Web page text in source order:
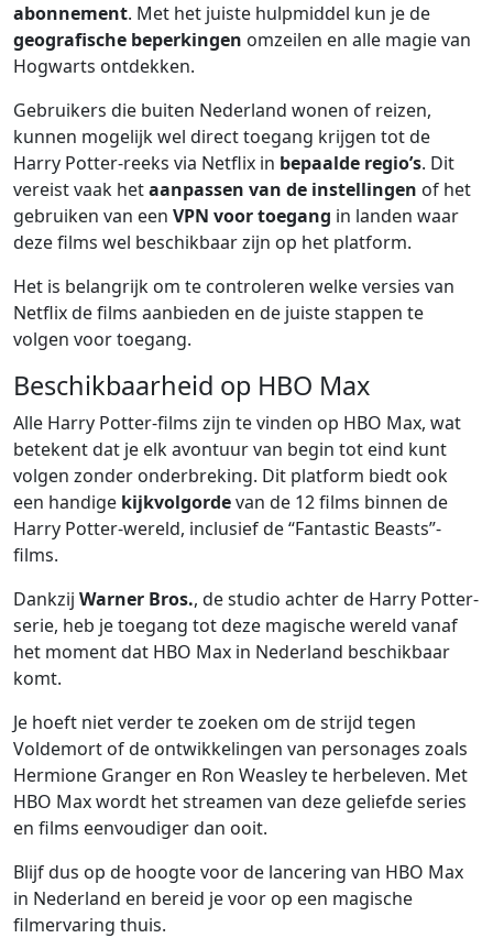
abonnement. Met het juiste hulpmiddel kun je de
geografische beperkingen omzeilen en alle magie van
Hogwarts ontdekken.
Gebruikers die buiten Nederland wonen of reizen,
kunnen mogelijk wel direct toegang krijgen tot de
Harry Potter-reeks via Netflix in bepaalde regio’s. Dit
vereist vaak hetaanpassen van de instellingen of het
gebruiken van een VPN voor toegang in landen waar
deze films wel beschikbaar zijn op het platform.
Het is belangrijk om te controleren welke versies van
Netflix de films aanbieden en de juiste stappen te
volgen voor toegang.
Beschikbaarheid op HBO Max
Alle Harry Potter-films zijn te vinden op HBO Max, wat
betekent dat je elk avontuur van begin tot eind kunt
volgen zonder onderbreking. Dit platform biedt ook
een handige kijkvolgordevan de 12 films binnen de
Harry Potter-wereld, inclusief de “Fantastic Beasts”-
films.
Dankzij Warner Bros., de studio achter de Harry Potter-
serie, heb je toegang tot deze magische wereld vanaf
het moment dat HBO Max in Nederland beschikbaar
komt.
Je hoeft niet verder te zoeken om de strijd tegen
Voldemort of de ontwikkelingen van personages zoals
Hermione Granger en Ron Weasley te herbeleven. Met
HBO Max wordt het streamen van deze geliefde series
en films eenvoudiger dan ooit.
Blijf dus op de hoogte voor de lancering van HBO Max
in Nederland en bereid je voor op een magische
filmervaring thuis.